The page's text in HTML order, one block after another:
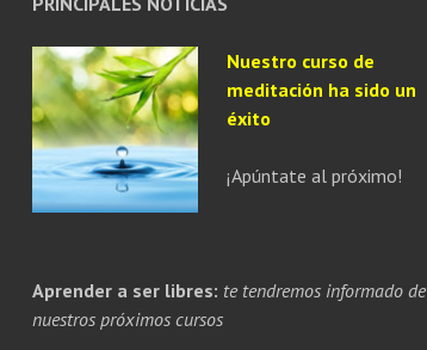
Nuestro curso de
meditación ha sido un
éxito
¡Apúntate al próximo!
Aprender a ser libres: te tendremos informado de
nuestros próximos cursos